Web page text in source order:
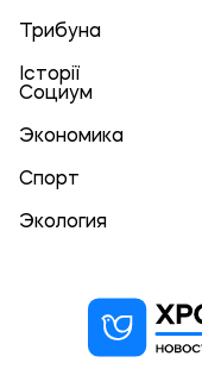
Трибуна
Історії
Социум
Экономика
Спорт
Экология